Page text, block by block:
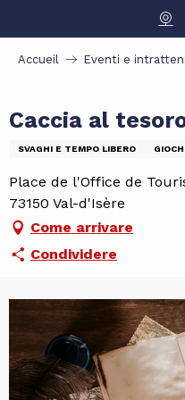
contenu
Accueil Eventi e
Caccia al
SVAGHI E TEMPO LIBERO
Place de l'Office de
73150 Val-d'Isère
Come arrivare
Condividere